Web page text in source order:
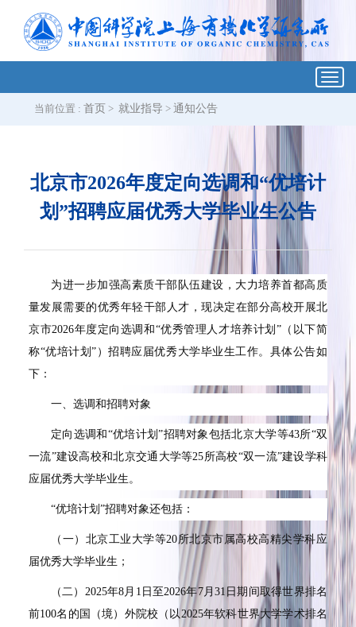
当前位置 : 首页 > 就业指导 > 通知公告
北京市2026年度定向选调和“优培计
划”招聘应届优秀大学毕业生公告
为进一步加强高素质干部队伍建设，大力培养首都高质
量发展需要的优秀年轻干部人才，现决定在部分高校开展北
京市2026年度定向选调和“优秀管理人才培养计划”（以下简
称“优培计划”）招聘应届优秀大学毕业生工作。具体公告如
下：
一、选调和招聘对象
定向选调和“优培计划”招聘对象包括北京大学等43所“双
一流”建设高校和北京交通大学等25所高校“双一流”建设学科
应届优秀大学毕业生。
“优培计划”招聘对象还包括：
（一）北京工业大学等20所北京市属高校高精尖学科应
届优秀大学毕业生；
（二）2025年8月1日至2026年7月31日期间取得世界排名
前100名的国（境）外院校（以2025年软科世界大学学术排名